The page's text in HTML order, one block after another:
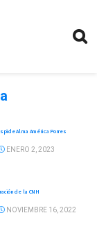
Alma América Porres
ENERO 2, 2023
de la CNH
NOVIEMBRE 16, 2022